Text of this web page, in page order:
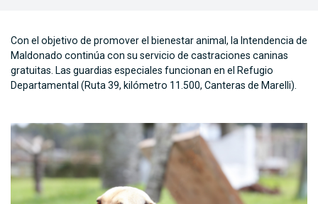
Con el objetivo de promover el bienestar animal, la Intendencia de
Maldonado continúa con su servicio de castraciones caninas
gratuitas. Las guardias especiales funcionan en el Refugio
Departamental (Ruta 39, kilómetro 11.500, Canteras de Marelli).